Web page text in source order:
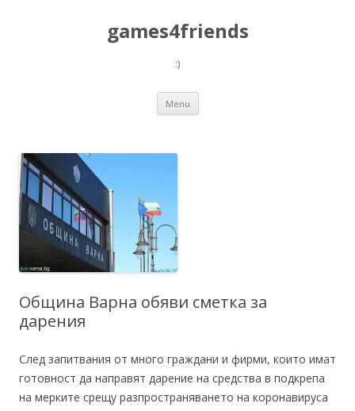
games4friends
:)
Menu Skip
content
Община Варна обяви сметка за
дарения
След запитвания от много граждани и фирми, които имат
готовност да направят дарение на средства в подкрепа
на мерките срещу разпространяването на коронавируса